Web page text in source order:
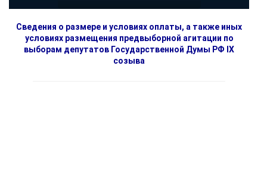
Сведения о размере и условиях оплаты, а также иных
условиях размещения предвыборной агитации по
выборам депутатов Государственной Думы РФ IX
созыва